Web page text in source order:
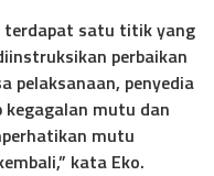
terdapat satu titik yang
perbaikan
pelaksanaan, penyedia
mutu dan
mutu
kata Eko.